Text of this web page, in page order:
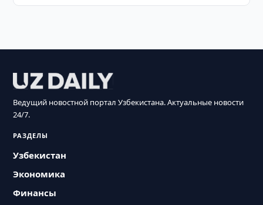
Ведущий новостной портал Узбекистана. Актуальные новости
24/7.
РАЗДЕЛЫ
Узбекистан
Экономика
Финансы